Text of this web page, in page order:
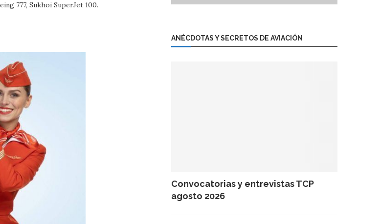
777, Sukhoi SuperJet 100.
ANÉCDOTAS Y SECRETOS DE AVIACIÓN
Convocatorias y entrevistas TCP
agosto 2026